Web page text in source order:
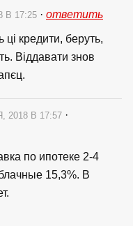
В 17:25 · ответить
кредити, беруть,
Віддавати знов
2018 В 17:57 ·
по ипотеке 2-4
15,3%. В